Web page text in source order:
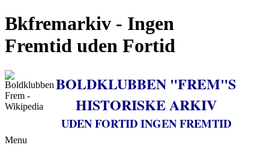
Bkfremarkiv - Ingen
Fremtid uden Fortid
BOLDKLUBBEN "FREM"S
HISTORISKE ARKIV
UDEN FORTID INGEN FREMTID
Menu